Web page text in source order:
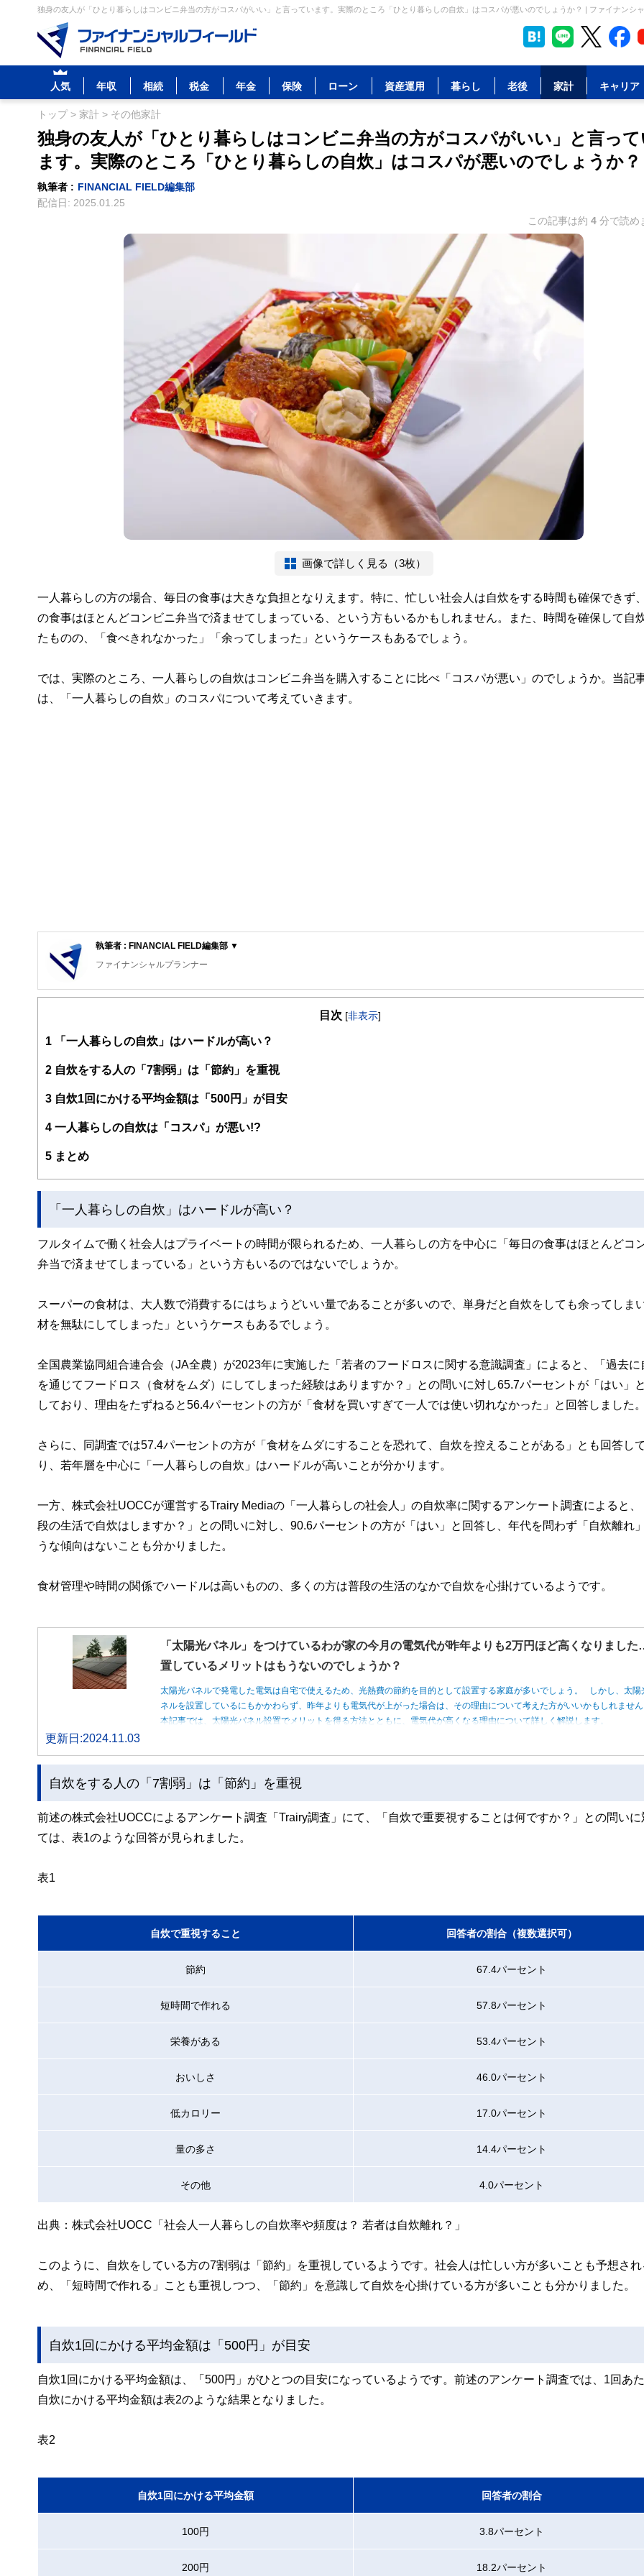
独身の友人が「ひとり暮らしはコンビニ弁当の方がコスパがいい」と言っています。実際のところ「ひとり暮らしの自炊」はコスパが悪いのでしょうか？ | ファイナンシ
人気 年収 相続 税金 年金 保険 ローン 資産運用 暮らし 老後 家計 キャリア
トップ> 家計 > その他家計
独身の友人が「ひとり暮らしはコンビニ弁当の方がコスパがいい」と言って
ます。実際のところ「ひとり暮らしの自炊」はコスパが悪いのでしょうか？
執筆者 : FINANCIAL FIELD編集部
配信日: 2025.01.25
この記事は約 4 分で読め
画像で詳しく見る（3枚）
一人暮らしの方の場合、毎日の食事は大きな負担となりえます。特に、忙しい社会人は自炊をする時間も確保できず
の食事はほとんどコンビニ弁当で済ませてしまっている、という方もいるかもしれません。また、時間を確保して自
たものの、「食べきれなかった」「余ってしまった」というケースもあるでしょう。
では、実際のところ、一人暮らしの自炊はコンビニ弁当を購入することに比べ「コスパが悪い」のでしょうか。当記
は、「一人暮らしの自炊」のコスパについて考えていきます。
執筆者 : FINANCIAL FIELD編集部 ▼
ファイナンシャルプランナー
FinancialField編集部は、金融、経済に関する記事を、日々の暮らしにどのような影響を与えるかという視点で、お金の知識がない方でも理解
案から記事掲載まですべての工程に関わることで、読者目線のコンテンツを追求しています。
FinancialFieldの特徴は、ファイナンシャルプランナー、弁護士、税理士、宅地建物取引士、相続診断士、住宅ローンアドバイザー、DCプラン
ー、公認会計士、社会保険労務士、行政書士、投資アナリスト、キャリアコンサルタントなど150名以上の有資格者を執筆者・監修者として迎
と、読み応えのあるコンテンツと確かな情報発信を実現しています。
目次 [非表示]
1 「一人暮らしの自炊」はハードルが高い？
2 自炊をする人の「7割弱」は「節約」を重視
3 自炊1回にかける平均金額は「500円」が目安
4 一人暮らしの自炊は「コスパ」が悪い!?
5 まとめ
「一人暮らしの自炊」はハードルが高い？
フルタイムで働く社会人はプライベートの時間が限られるため、一人暮らしの方を中心に「毎日の食事はほとんどコ
弁当で済ませてしまっている」という方もいるのではないでしょうか。
スーパーの食材は、大人数で消費するにはちょうどいい量であることが多いので、単身だと自炊をしても余ってしま
材を無駄にしてしまった」というケースもあるでしょう。
全国農業協同組合連合会（JA全農）が2023年に実施した「若者のフードロスに関する意識調査」によると、「過去に
を通じてフードロス（食材をムダ）にしてしまった経験はありますか？」との問いに対し65.7パーセントが「はい」
しており、理由をたずねると56.4パーセントの方が「食材を買いすぎて一人では使い切れなかった」と回答しました。
さらに、同調査では57.4パーセントの方が「食材をムダにすることを恐れて、自炊を控えることがある」とも回答し
り、若年層を中心に「一人暮らしの自炊」はハードルが高いことが分かります。
一方、株式会社UOCCが運営するTrairy Mediaの「一人暮らしの社会人」の自炊率に関するアンケート調査によると、
段の生活で自炊はしますか？」との問いに対し、90.6パーセントの方が「はい」と回答し、年代を問わず「自炊離れ
うな傾向はないことも分かりました。
食材管理や時間の関係でハードルは高いものの、多くの方は普段の生活のなかで自炊を心掛けているようです。
「太陽光パネル」をつけているわが家の今月の電気代が昨年よりも2万円ほど高くなりまし
置しているメリットはもうないのでしょうか？
太陽光パネルで発電した電気は自宅で使えるため、光熱費の節約を目的として設置する家庭が多いでしょう。 しかし、太陽
ネルを設置しているにもかかわらず、昨年よりも電気代が上がった場合は、その理由について考えた方がいいかもしれませ
本記事では、太陽光パネル設置でメリットを得る方法とともに、電気代が高くなる理由について詳しく解説します。
更新日:2024.11.03
自炊をする人の「7割弱」は「節約」を重視
前述の株式会社UOCCによるアンケート調査「Trairy調査」にて、「自炊で重要視することは何ですか？」との問いに
ては、表1のような回答が見られました。
表1
自炊で重視すること 回答者の割合（複数選択可）
節約 67.4パーセント
短時間で作れる 57.8パーセント
栄養がある 53.4パーセント
おいしさ 46.0パーセント
低カロリー 17.0パーセント
量の多さ 14.4パーセント
その他 4.0パーセント
出典：株式会社UOCC「社会人一人暮らしの自炊率や頻度は？ 若者は自炊離れ？」
このように、自炊をしている方の7割弱は「節約」を重視しているようです。社会人は忙しい方が多いことも予想され
め、「短時間で作れる」ことも重視しつつ、「節約」を意識して自炊を心掛けている方が多いことも分かりました。
自炊1回にかける平均金額は「500円」が目安
自炊1回にかける平均金額は、「500円」がひとつの目安になっているようです。前述のアンケート調査では、1回あ
自炊にかける平均金額は表2のような結果となりました。
表2
自炊1回にかける平均金額 回答者の割合
100円 3.8パーセント
200円 18.2パーセント